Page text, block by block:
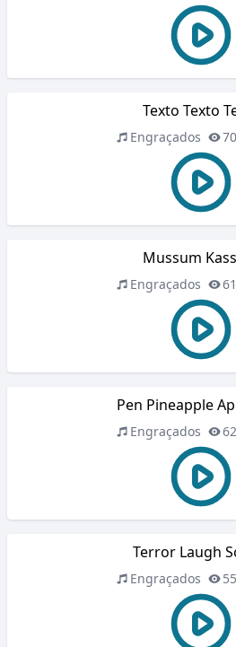
Texto Texto
Engraçados
Mussum
Engraçados
Pen Pineapple
Engraçados
Terror Laugh
Engraçados